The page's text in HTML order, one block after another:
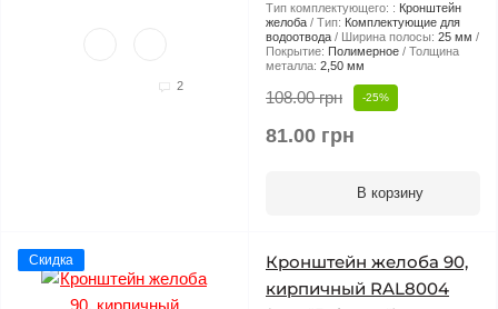
2
Тип комплектующего: : Кронштейн
желоба
Тип: Комплектующие для
водоотвода
Ширина полосы: 25 мм
Покрытие: Полимерное
Толщина
металла: 2,50 мм
108.00 грн -25%
81.00 грн
В корзину
Скидка
Кронштейн желоба 90,
кирпичный RAL8004